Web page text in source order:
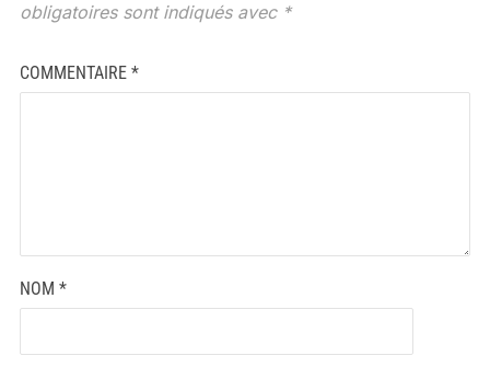
obligatoires sont indiqués avec *
COMMENTAIRE *
NOM *